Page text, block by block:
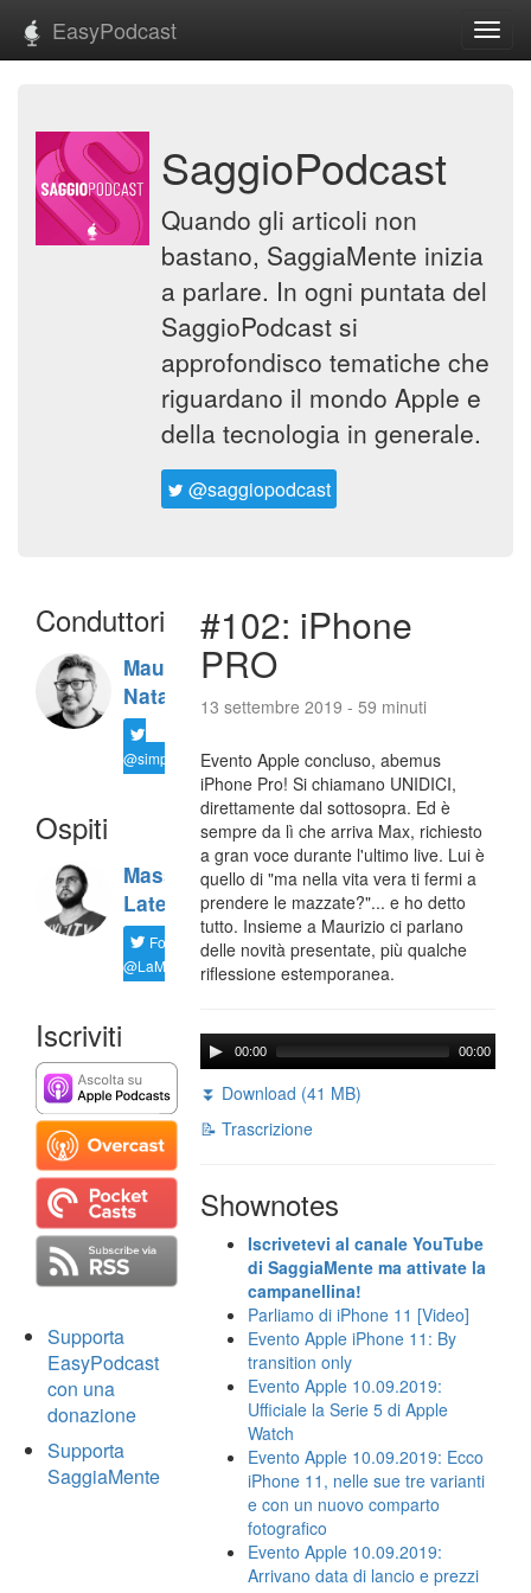
EasyPodcast
SaggioPodcast
Quando gli articoli non
bastano, SaggiaMente inizia
a parlare. In ogni puntata del
SaggioPodcast si
approfondisco tematiche che
riguardano il mondo Apple e
della tecnologia in generale.
@saggiopodcast
Conduttori
Maurizio
Natali
@simplemal
Ospiti
Massimiliano
Latella
Follow
@LaMaxImages
Iscriviti
Supporta
EasyPodcast
con una
donazione
Supporta
SaggiaMente
#102: iPhone
PRO
13 settembre 2019 - 59 minuti
Evento Apple concluso, abemus
iPhone Pro! Si chiamano UNIDICI,
direttamente dal sottosopra. Ed è
sempre da lì che arriva Max, richiesto
a gran voce durante l'ultimo live. Lui è
quello di "ma nella vita vera ti fermi a
prendere le mazzate?"... e ho detto
tutto. Insieme a Maurizio ci parlano
delle novità presentate, più qualche
riflessione estemporanea.
00:00 00:00
⏬ Download (41 MB)
📝 Trascrizione
Shownotes
Iscrivetevi al canale YouTube
di SaggiaMente ma attivate la
campanellina!
Parliamo di iPhone 11 [Video]
Evento Apple iPhone 11: By
transition only
Evento Apple 10.09.2019:
Ufficiale la Serie 5 di Apple
Watch
Evento Apple 10.09.2019: Ecco
iPhone 11, nelle sue tre varianti
e con un nuovo comparto
fotografico
Evento Apple 10.09.2019:
Arrivano data di lancio e prezzi